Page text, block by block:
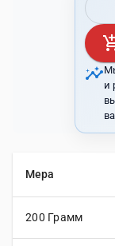
insights
и
Мера
200 Грамм